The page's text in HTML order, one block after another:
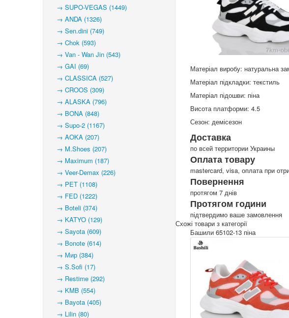
→ SUPO-VEGAS (1449)
→ ANDA (1326)
→ Sen.dini (749)
→ Chok (593)
→ Van - Wan Jin (543)
→ GAI (69)
→ CLASSICA (527)
→ CROOS (309)
→ ALASKA (796)
→ BONA (848)
→ Supo-2 (1167)
→ AOKA (207)
→ M.Shoes (207)
→ Maximum (187)
→ Veer-Demax (226)
→ PET (1108)
→ FED (1222)
→ Boteli (374)
→ KATYO (129)
→ Sayota (609)
→ Bonote (614)
→ Мир (384)
→ S.Sofi (17)
→ Restime (292)
→ KMB (554)
→ Bayota (405)
→ Lilin (80)
Матеріал виробу: натуральна
Матеріал підкладки: текстиль
Матеріал підошви: піна
Висота платформи: 4.5
Сезон: демісезон
Доставка
по всей территории Украины
Оплата товару
mastercard, visa, оплата при
Повернення
протягом 7 днів
Протягом години
підтвердимо ваше замовлення
Схожі товари з категорії
Башили 65102-13 піна